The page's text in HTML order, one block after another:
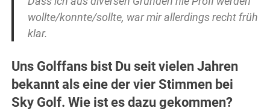
wollte/konnte/sollte, war mir allerdings recht früh
klar.
Uns Golffans bist Du seit vielen Jahren
bekannt als eine der vier Stimmen bei
Sky Golf. Wie ist es dazu gekommen?